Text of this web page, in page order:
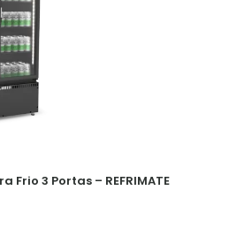
3 Portas – REFRIMATE